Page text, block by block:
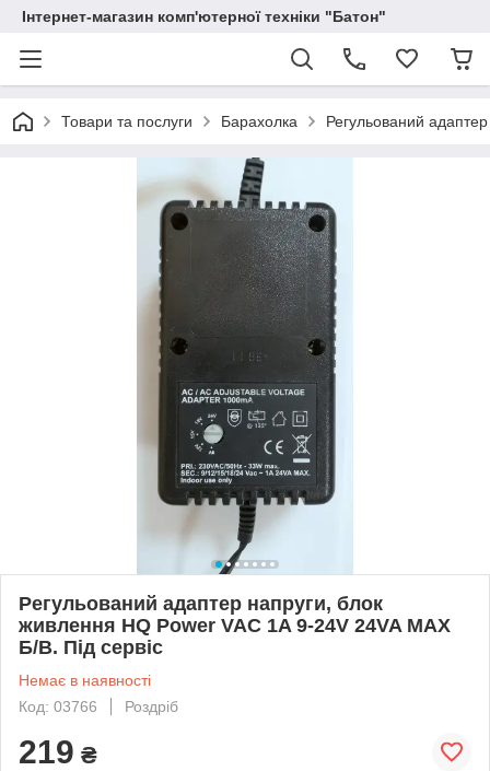
Інтернет-магазин комп'ютерної техніки "Батон"
Товари та послуги Барахолка Регульований
Регульований адаптер напруги, блок
живлення HQ Power VAC 1A 9-24V 24VA MAX
Б/В. Під сервіс
Немає в наявності
Код: 03766
Роздріб
219 ₴